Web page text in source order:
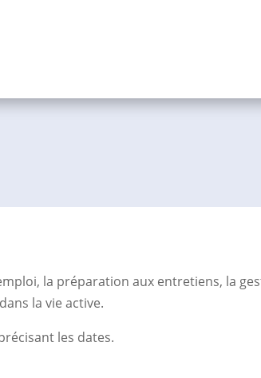
la préparation aux entretiens, la
la vie active.
les dates.